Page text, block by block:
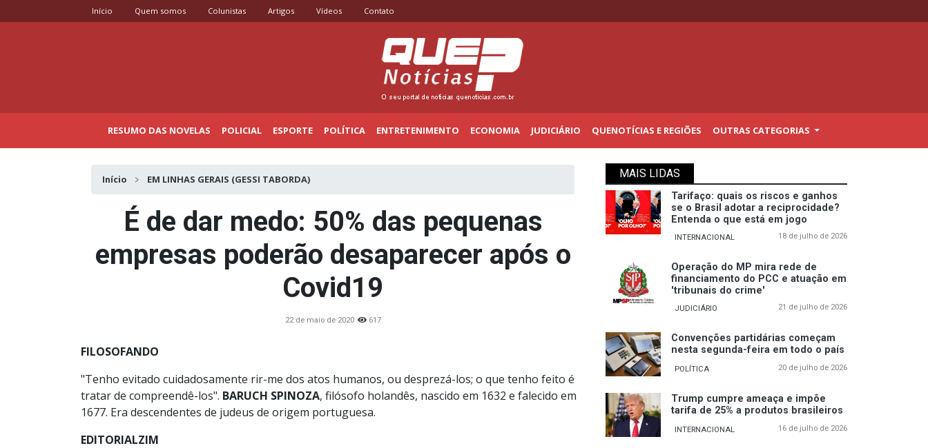
Início Quem somos Colunistas Artigos Vídeos Contato
RESUMO DAS NOVELAS POLICIAL ESPORTE POLÍTICA ENTRETENIMENTO ECONOMIA JUDICIÁRIO QUENOTÍCIAS E REGIÕES OUTRAS CATEGORIAS
Início EM LINHAS GERAIS (GESSI TABORDA)
É de dar medo: 50% das pequenas
empresas poderão desaparecer após o
Covid19
22 de maio de 2020 617
FILOSOFANDO
"Tenho evitado cuidadosamente rir-me dos atos humanos, ou desprezá-los; o que tenho feito é
tratar de compreendê-los". BARUCH SPINOZA, filósofo holandês, nascido em 1632 e falecido em
1677. Era descendentes de judeus de origem portuguesa.
EDITORIALZIM
MAIS LIDAS
Tarifaço: quais os riscos e ganhos
se o Brasil adotar a reciprocidade?
Entenda o que está em jogo
INTERNACIONAL 18 de julho de 2026
Operação do MP mira rede de
financiamento do PCC e atuação em
'tribunais do crime'
JUDICIÁRIO 21 de julho de 2026
Convenções partidárias começam
nesta segunda-feira em todo o país
POLÍTICA 20 de julho de 2026
Trump cumpre ameaça e impõe
tarifa de 25% a produtos brasileiros
INTERNACIONAL 16 de julho de 2026